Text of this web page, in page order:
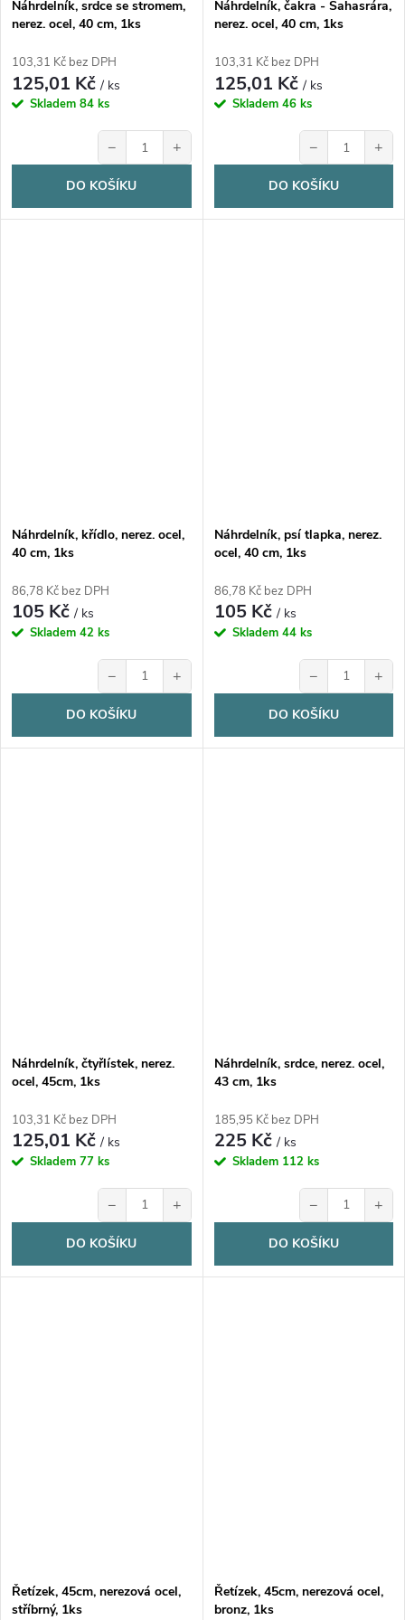
Náhrdelník, srdce se stromem,
nerez. ocel, 40 cm, 1ks
103,31 Kč bez DPH
125,01 Kč/ ks
Skladem 84 ks
− +
DO KOŠÍKU
Náhrdelník, čakra - Sahasrára,
nerez. ocel, 40 cm, 1ks
103,31 Kč bez DPH
125,01 Kč/ ks
Skladem 46 ks
− +
DO KOŠÍKU
Náhrdelník, křídlo, nerez. ocel,
40 cm, 1ks
86,78 Kč bez DPH
105 Kč/ ks
Skladem 42 ks
− +
DO KOŠÍKU
Náhrdelník, psí tlapka, nerez.
ocel, 40 cm, 1ks
86,78 Kč bez DPH
105 Kč/ ks
Skladem 44 ks
− +
DO KOŠÍKU
Náhrdelník, čtyřlístek, nerez.
ocel, 45cm, 1ks
103,31 Kč bez DPH
125,01 Kč/ ks
Skladem 77 ks
− +
DO KOŠÍKU
Náhrdelník, srdce, nerez. ocel,
43 cm, 1ks
185,95 Kč bez DPH
225 Kč/ ks
Skladem 112 ks
− +
DO KOŠÍKU
Řetízek, 45cm, nerezová ocel,
stříbrný, 1ks
Řetízek, 45cm, nerezová ocel,
bronz, 1ks